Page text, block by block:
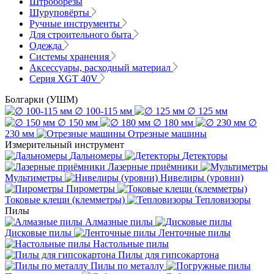
Шуруповёрты
Ручные инструменты
Для строительного быта
Одежда
Системы хранения
Аксессуары, расходный материал
Серия XGT 40V
Болгарки (УШМ)
∅ 100-115 мм
∅ 125 мм
∅ 150 мм
∅ 180 мм
∅
230 мм
Отрезные машины
Измерительный инструмент
Дальномеры
Детекторы
Лазерные приёмники
Мультиметры
Нивелиры (уровни)
Пирометры
Токовые клещи (клемметры)
Тепловизоры
Пилы
Алмазные пилы
Дисковые пилы
Ленточные пилы
Настольные пилы
Пилы для гипсокартона
Пилы по металлу